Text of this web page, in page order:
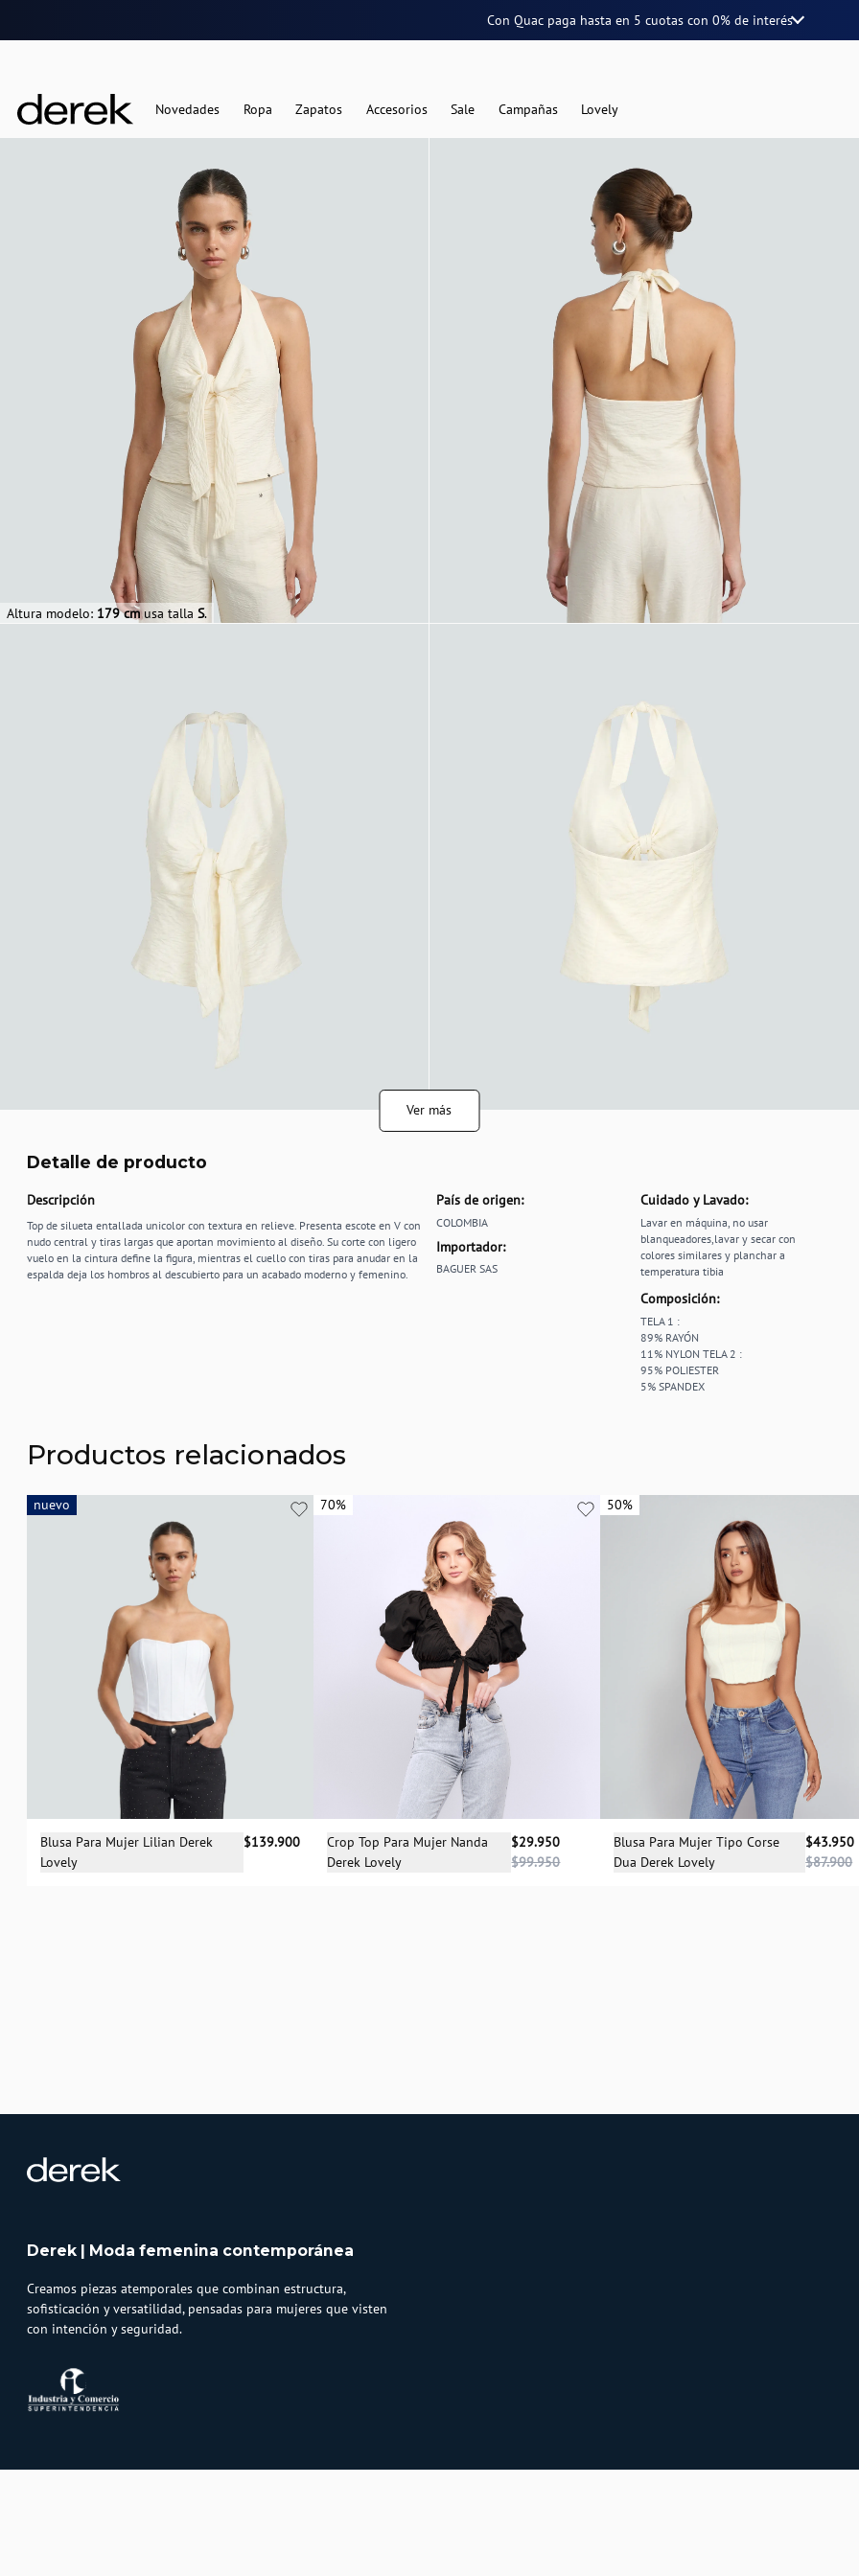
Con Quac paga hasta en 5 cuotascon 0% de interés
Novedades Ropa Zapatos Accesorios Sale Campañas Lovely
Altura modelo: 179 cmusa talla S.
Ver más
Detalle de producto
Descripción
Top de silueta entallada unicolor con textura en relieve. Presenta escote en V con
nudo central y tiras largas que aportan movimiento al diseño. Su corte con ligero
vuelo en la cintura define la figura, mientras el cuello con tiras para anudar en la
espalda deja los hombros al descubierto para un acabado moderno y femenino.
País de origen:
COLOMBIA
Importador:
BAGUER SAS
Cuidado y Lavado:
Lavar en máquina, no usar
blanqueadores,lavar y secar con
colores similares y planchar a
temperatura tibia
Composición:
TELA 1 :
89% RAYÓN
11% NYLON TELA 2 :
95% POLIESTER
5% SPANDEX
Productos relacionados
nuevo
nuevo
Selecciona una talla
Blusa Para Mujer Lilian Derek
Lovely
$139.900
70%
70%
Selecciona una talla
Crop Top Para Mujer Nanda
Derek Lovely
$29.950
$99.950
50%
50%
Selecciona una talla
Blusa Para Mujer Tipo Corse
Dua Derek Lovely
$43.950
$87.900
Derek | Moda femenina contemporánea
Creamos piezas atemporales que combinan estructura,
sofisticación y versatilidad, pensadas para mujeres que visten
con intención y seguridad.